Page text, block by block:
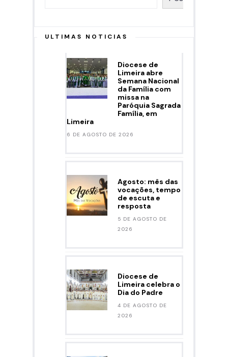
ULTIMAS NOTICIAS
Diocese de
Limeira abre
Semana Nacional
da Família com
missa na
Paróquia Sagrada
Família, em
Limeira
6 DE AGOSTO DE 2026
Agosto: mês das
vocações, tempo
de escuta e
resposta
5 DE AGOSTO DE
2026
Diocese de
Limeira celebra o
Dia do Padre
4 DE AGOSTO DE
2026